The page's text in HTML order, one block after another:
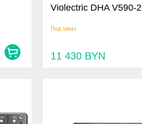
Violectric DHA V590-2
Под заказ
11 430 BYN